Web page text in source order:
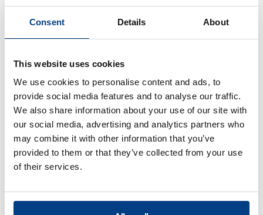
Consent Details About
This website uses cookies
We use cookies to personalise content and ads, to
provide social media features and to analyse our traffic.
We also share information about your use of our site with
our social media, advertising and analytics partners who
may combine it with other information that you’ve
provided to them or that they’ve collected from your use
of their services.
Reducción de la deformación por
tratamiento por calor mediante el
tratamiento por calor de alta presión